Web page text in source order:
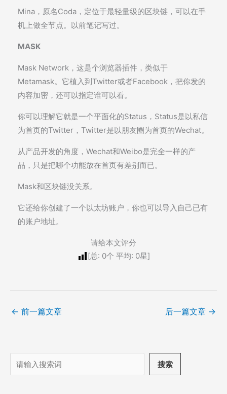
Mina，原名Coda，定位于最轻量级的区块链，可以在手
机上做全节点。以前笔记写过。
MASK
Mask Network，这是个浏览器插件，类似于
Metamask。它植入到Twitter或者Facebook，把你发的
内容加密，还可以指定谁可以看。
你可以理解它就是一个平面化的Status，Status是以私信
为首页的Twitter，Twitter是以朋友圈为首页的Wechat。
从产品开发的角度，Wechat和Weibo是完全一样的产
品，只是把哪个功能放在首页有差别而已。
Mask和区块链没关系。
它还给你创建了一个以太坊账户，你也可以导入自己已有
的账户地址。
请给本文评分
[总: 0个 平均: 0星]
← 前一篇文章 后一篇文章 →
搜
索
搜索